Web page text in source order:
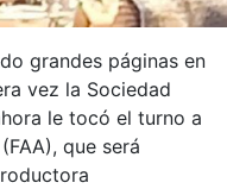
grandes páginas en
vez la Sociedad
le tocó el turno a
que será